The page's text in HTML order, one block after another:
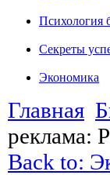
Психология
Секреты
Экономика
Главная
реклама:
Back to: